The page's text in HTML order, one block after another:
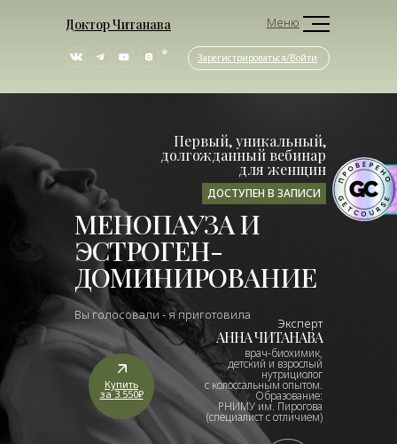
Доктор Читанава
Зарегистрироваться/Войти
Меню
*
МЕНОПАУЗА И
ЭСТРОГЕН-
ДОМИНИРОВАНИЕ
Эксперт
АННА ЧИТАНАВА
Первый, уникальный,
долгожданный вебинар
для женщин
Вы голосовали - я приготовила
Купить
за 3.550₽
врач-биохимик,
детский и взрослый
нутрициолог
с колоссальным опытом.
Образование:
РНИМУ им. Пирогова
(специалист с отличием)
ДОСТУПЕН В ЗАПИСИ